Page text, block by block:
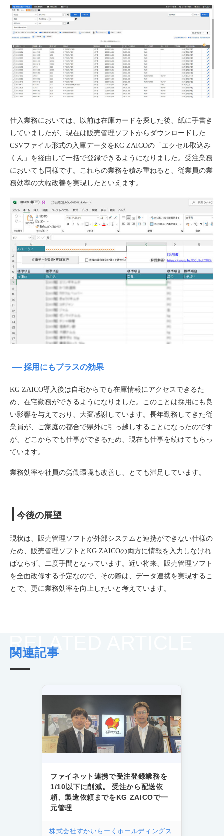
仕入業務においては、以前は在庫カードを探した後、紙に手書き
していましたが、現在は販売管理ソフトからダウンロードした
CSVファイル形式の入庫データをKG ZAICOの「エクセル取込み
くん」を経由して一括で登録できるようになりました。受注業務
においても同様です。これらの業務を積み重ねると、従業員の業
務効率の大幅改善を実現したといえます。
採用にもプラスの効果
KG ZAICO導入後は自宅からでも在庫情報にアクセスできるた
め、在宅勤務ができるようになりました。このことは採用にも良
い影響を与えており、大変感謝しています。長年勤務してきた従
業員が、ご家庭の都合で県外に引っ越しすることになったのです
が、どこからでも仕事ができるため、現在も仕事を続けてもらっ
ています。
業務効率や社員の労働環境も改善し、とても満足しています。
今後の展望
現状は、販売管理ソフトが外部システムと連携ができない仕様の
ため、販売管理ソフトとKG ZAICOの両方に情報を入力しなけれ
ばならず、二度手間となっています。近い将来、販売管理ソフト
を全面改修する予定なので、その際は、データ連携を実現するこ
とで、更に業務効率を向上したいと考えています。
RELATED ARTICLE
関連記事
ファイネット連携で受注登録業務を
1/10以下に削減。 受注から配送依
頼、製造依頼までをKG ZAICOで一
元管理
株式会社すかいらーくホールディングス